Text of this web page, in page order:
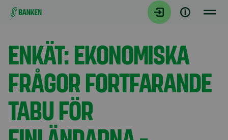
Gå direkt till innehållet
Aktuellt
ENKÄT: EKONOMISKA
FRÅGOR FORTFARANDE
TABU FÖR